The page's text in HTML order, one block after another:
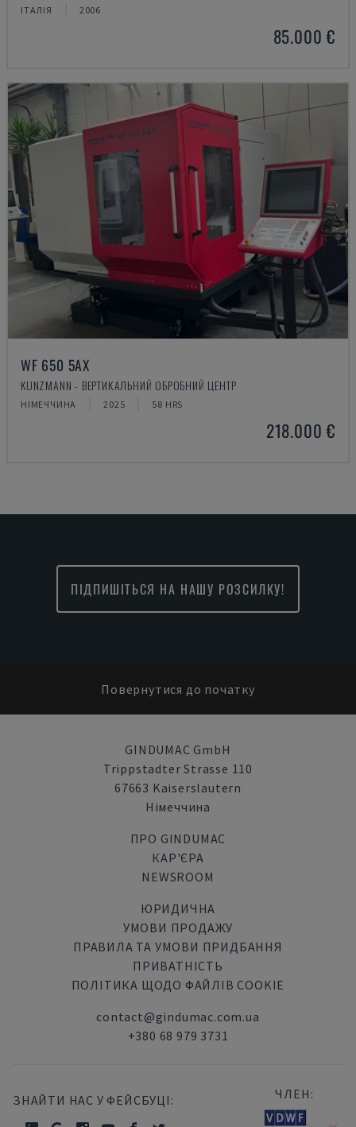
ІТАЛІЯ 2006
85.000 €
WF 650 5AX
KUNZMANN - ВЕРТИКАЛЬНИЙ ОБРОБНИЙ ЦЕНТР
НІМЕЧЧИНА 2025 58 HRS
218.000 €
ПІДПИШІТЬСЯ НА НАШУ РОЗСИЛКУ!
Повернутися до початку
GINDUMAC GmbH
Trippstadter Strasse 110
67663 Kaiserslautern
Німеччина
ПРО GINDUMAC
КАР'ЄРА
NEWSROOM
ЮРИДИЧНА
УМОВИ ПРОДАЖУ
ПРАВИЛА ТА УМОВИ ПРИДБАННЯ
ПРИВАТНІСТЬ
ПОЛІТИКА ЩОДО ФАЙЛІВ COOKIE
contact@gindumac.com.ua
+380 68 979 3731
ЗНАЙТИ НАС У ФЕЙСБУЦІ: ЧЛЕН: